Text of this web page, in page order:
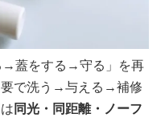
蓋をする→守る」を再
で洗う→与える→補修
同光・同距離・ノーフ